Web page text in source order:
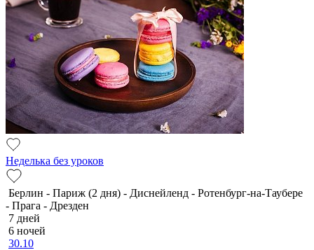
Неделька без уроков
Берлин - Париж (2 дня) - Диснейленд - Ротенбург-на-Таубере
- Прага - Дрезден
7 дней
6 ночей
30.10